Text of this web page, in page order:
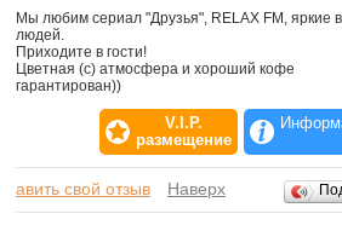
Мы любим сериал "Друзья", RELAX FM, яркие
людей.
Приходите в гости!
Цветная (с) атмосфера и хороший кофе
гарантирован))
V.I.P.
размещение
Отзывы
свой отзыв Наверх